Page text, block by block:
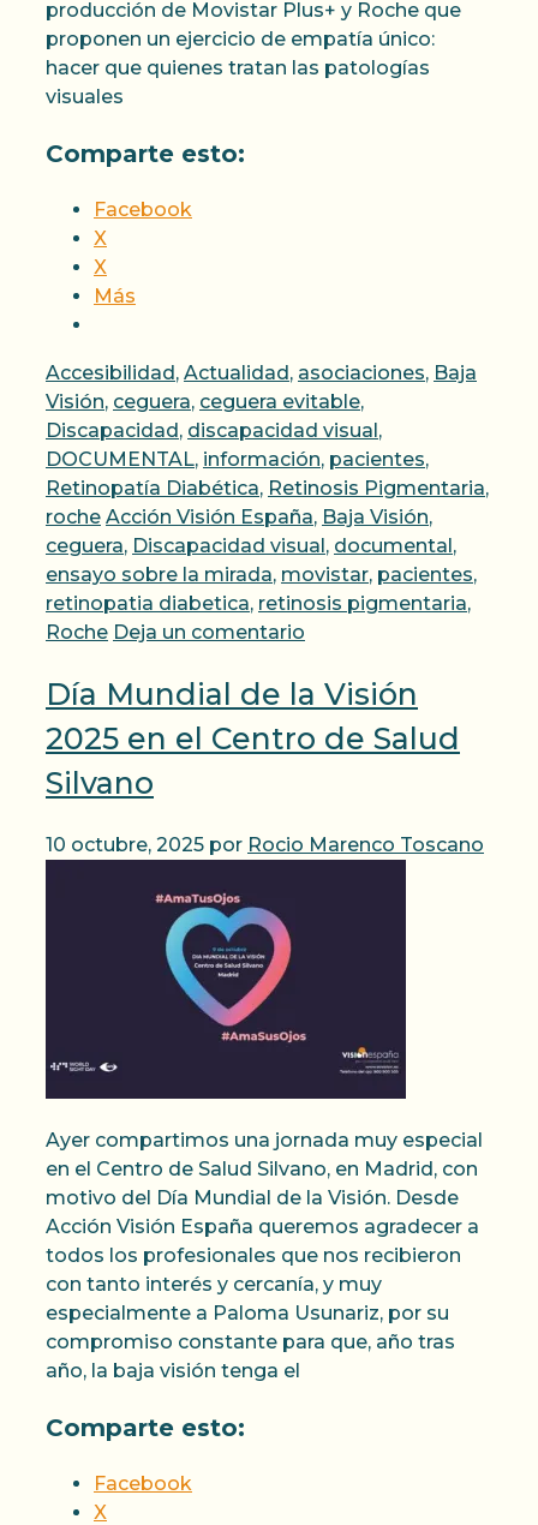
producción de Movistar Plus+ y Roche que
proponen un ejercicio de empatía único:
hacer que quienes tratan las patologías
visuales
Comparte esto:
Facebook
X
X
Más
Categorías
Accesibilidad , Actualidad , asociaciones, Baja
Visión, ceguera, ceguera evitable,
Discapacidad , discapacidad visual ,
DOCUMENTAL, información, pacientes,
Retinopatía Diabética, Retinosis Pigmentaria,
roche Etiquetas
Acción Visión España, Baja Visión,
ceguera, Discapacidad visual , documental ,
ensayo sobre la mirada, movistar, pacientes,
retinopatia diabetica, retinosis pigmentaria,
Roche Deja un comentario
Día Mundial de la Visión
2025 en el Centro de Salud
Silvano
10 octubre, 2025 por Rocio Marenco Toscano
Ayer compartimos una jornada muy especial
en el Centro de Salud Silvano, en Madrid, con
motivo del Día Mundial de la Visión. Desde
Acción Visión España queremos agradecer a
todos los profesionales que nos recibieron
con tanto interés y cercanía, y muy
especialmente a Paloma Usunariz, por su
compromiso constante para que, año tras
año, la baja visión tenga el
Comparte esto:
Facebook
X